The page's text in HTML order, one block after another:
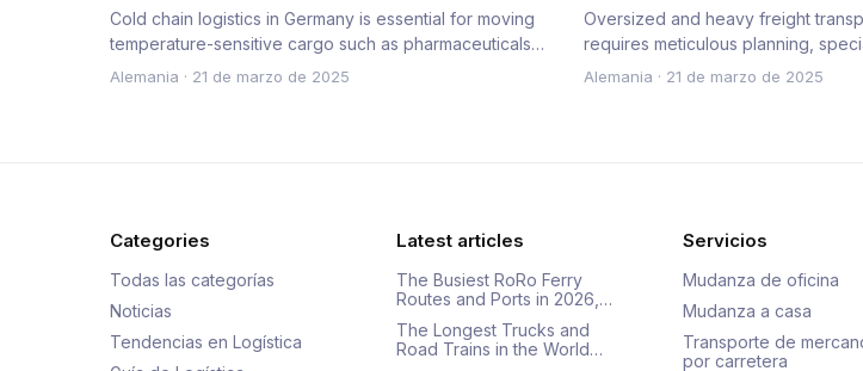
Cold chain logistics in Germany is essential for moving
temperature-sensitive cargo such as pharmaceuticals,
food, and c…
Alemania · 21 de marzo de 2025
Oversized and heavy freight
requires meticulous planning,
regulatory comp…
Alemania · 21 de marzo de 2025
Categories
Todas las categorías
Noticias
Tendencias en Logística
Latest articles
The Busiest RoRo Ferry
Routes and Ports in 2026,…
The Longest Trucks and
Road Trains in the World…
Servicios
Mudanza de oficina
Mudanza a casa
Transporte de
por carretera